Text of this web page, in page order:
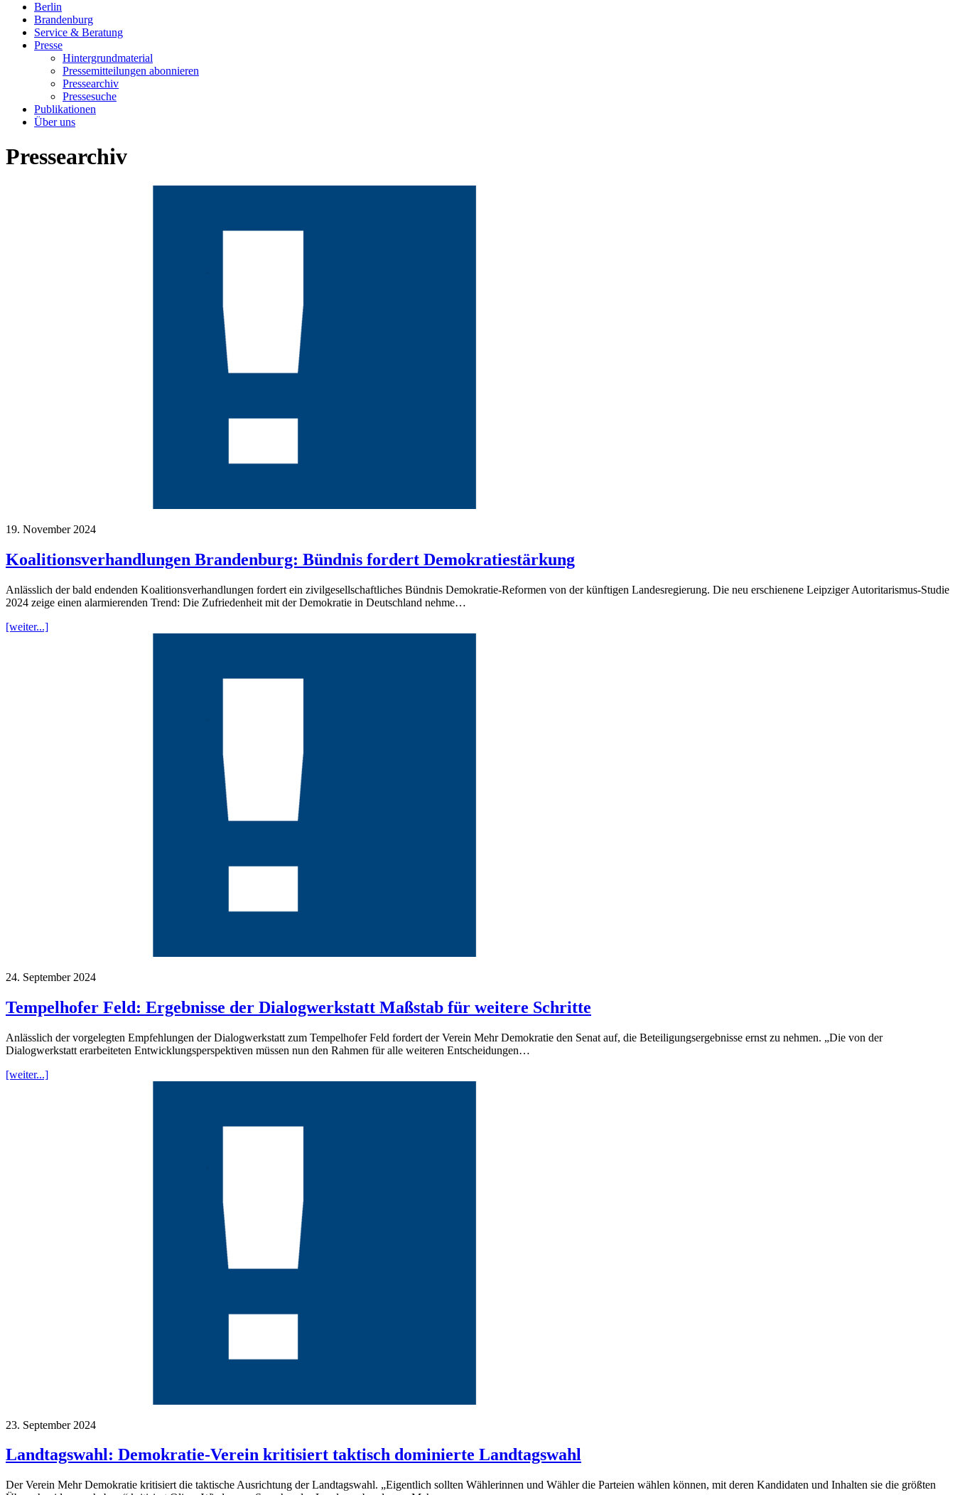
Berlin
Brandenburg
Service & Beratung
Presse
Hintergrundmaterial
Pressemitteilungen abonnieren
Pressearchiv
Pressesuche
Publikationen
Über uns
Pressearchiv
19. November 2024
Koalitionsverhandlungen Brandenburg: Bündnis fordert Demokratiestärkung
Anlässlich der bald endenden Koalitionsverhandlungen fordert ein zivilgesellschaftliches Bündnis Demokratie-Reformen von der künftigen Landesregierung. Die neu erschienene Leipziger Autoritarismus-Studie
2024 zeige einen alarmierenden Trend: Die Zufriedenheit mit der Demokratie in Deutschland nehme…
[weiter...]
24. September 2024
Tempelhofer Feld: Ergebnisse der Dialogwerkstatt Maßstab für weitere Schritte
Anlässlich der vorgelegten Empfehlungen der Dialogwerkstatt zum Tempelhofer Feld fordert der Verein Mehr Demokratie den Senat auf, die Beteiligungsergebnisse ernst zu nehmen. „Die von der
Dialogwerkstatt erarbeiteten Entwicklungsperspektiven müssen nun den Rahmen für alle weiteren Entscheidungen…
[weiter...]
23. September 2024
Landtagswahl: Demokratie-Verein kritisiert taktisch dominierte Landtagswahl
Der Verein Mehr Demokratie kritisiert die taktische Ausrichtung der Landtagswahl. „Eigentlich sollten Wählerinnen und Wähler die Parteien wählen können, mit deren Kandidaten und Inhalten sie die größten